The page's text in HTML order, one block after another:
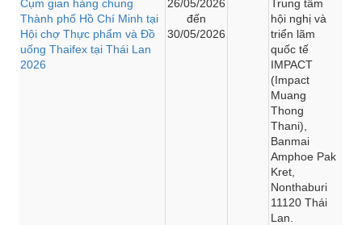
Cụm gian hàng chung
Thành phố Hồ Chí Minh tại
Hội chợ Thực phẩm và Đồ
uống Thaifex tại Thái Lan
2026
26/05/2026
đến
30/05/2026
Trung tâm
hội nghị và
triển lãm
quốc tế
IMPACT
(Impact
Muang
Thong
Thani),
Banmai
Amphoe Pak
Kret,
Nonthaburi
11120 Thái
Lan.